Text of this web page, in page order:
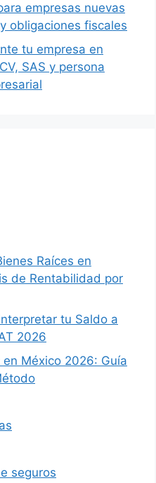
empresas nuevas
obligaciones fiscales
tu empresa en
SAS y persona
Raíces en
de Rentabilidad por
tu Saldo a
2026
México 2026: Guía
seguros